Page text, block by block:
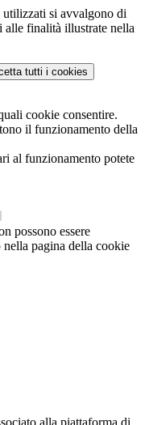
utilizzati si avvalgono di
alle finalità illustrate nella
tutti i cookies
cookie consentire.
il funzionamento della
al funzionamento potete
possono essere
pagina della cookie